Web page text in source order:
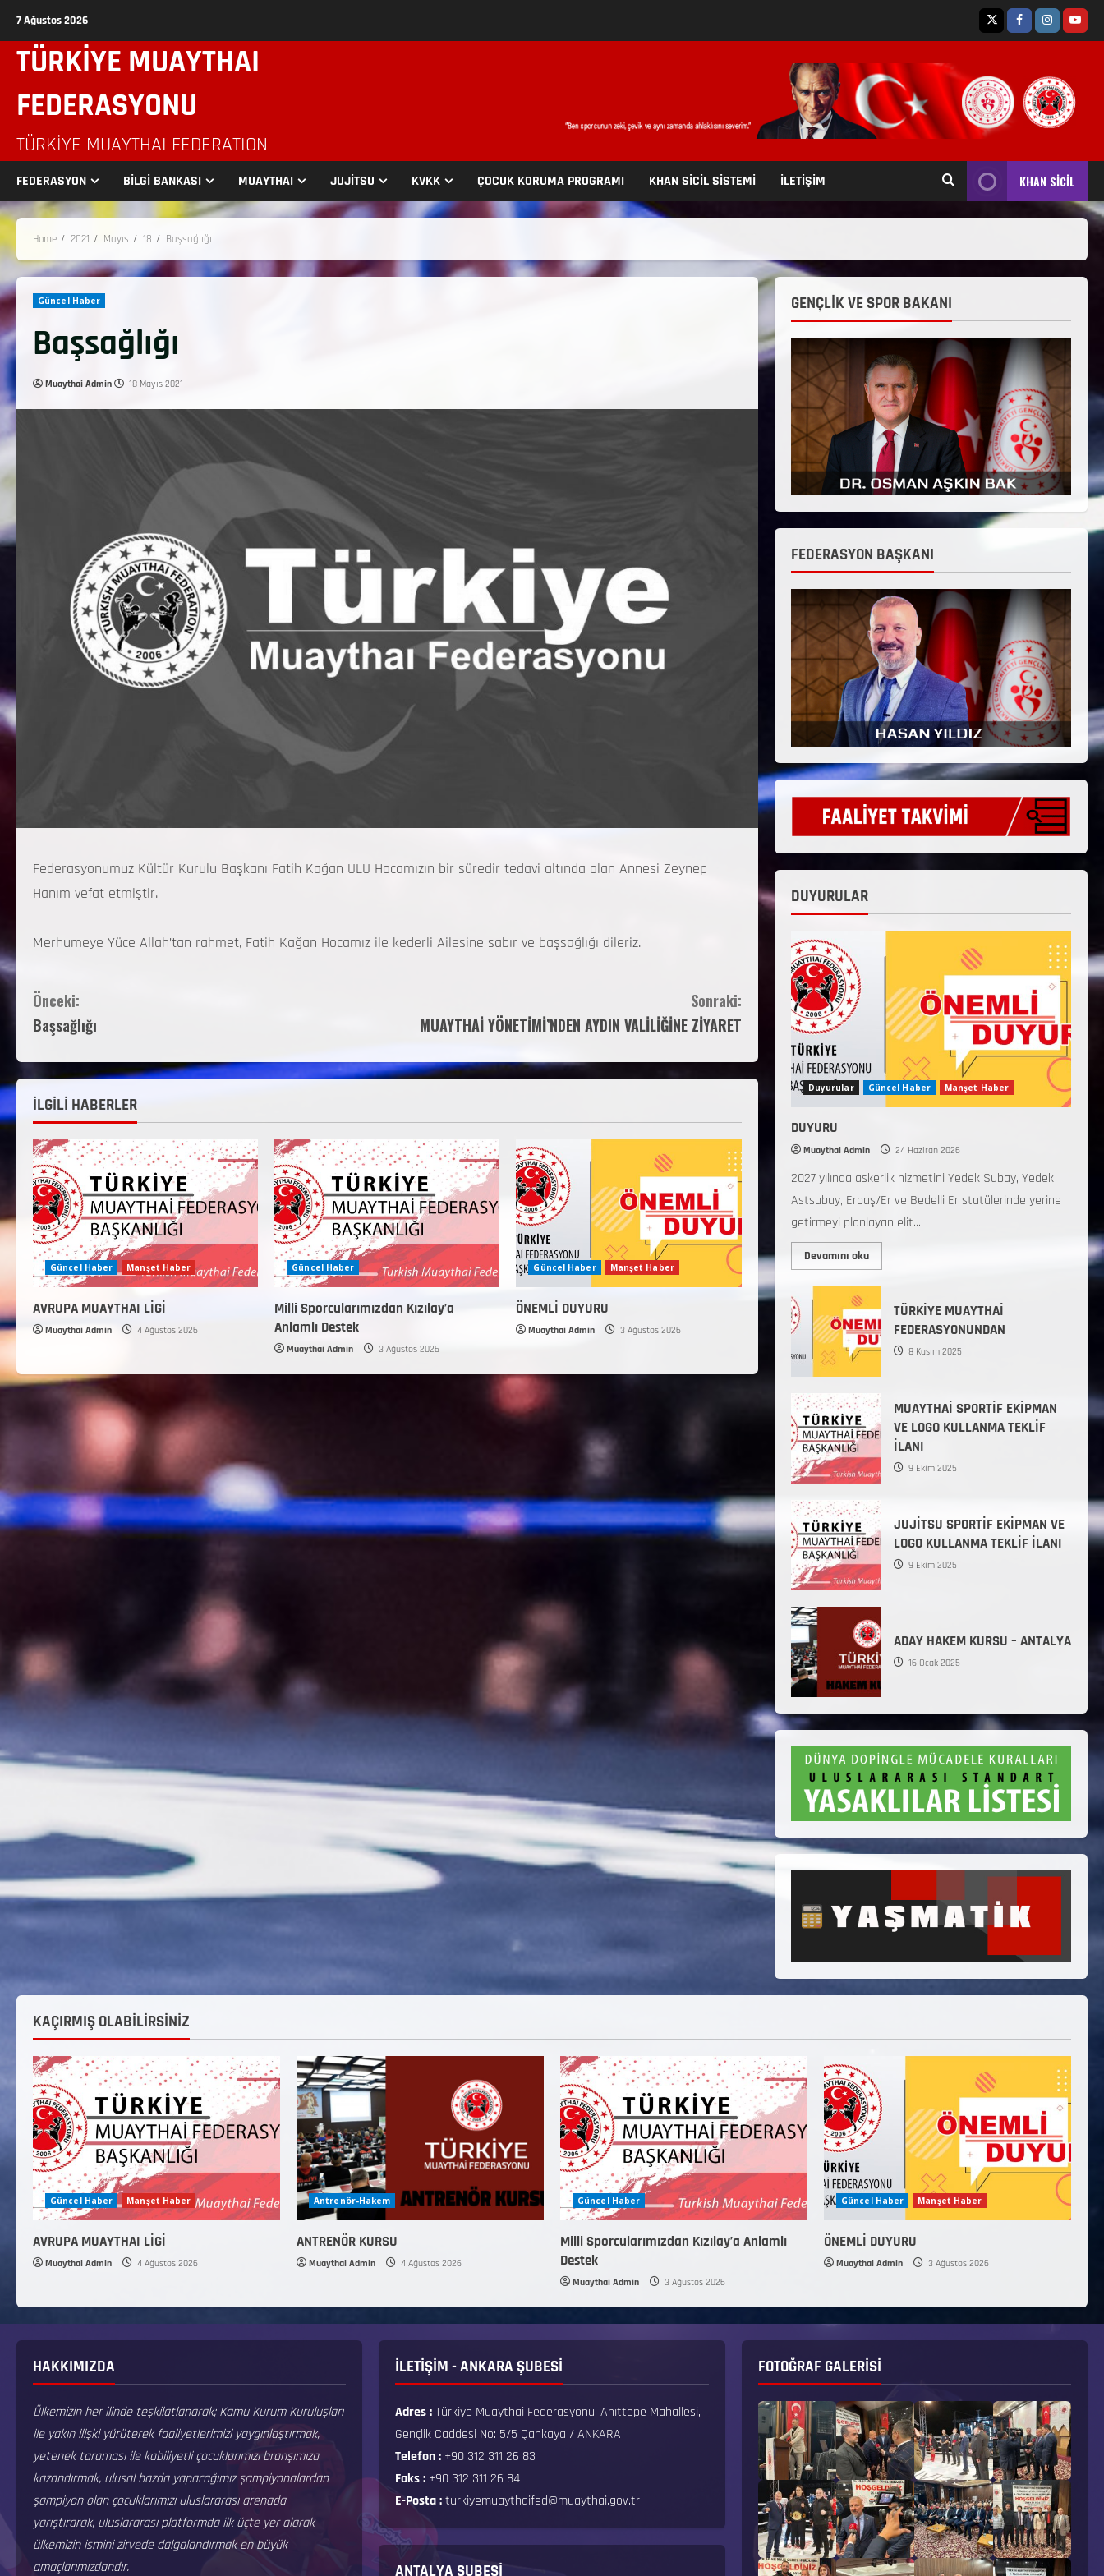
7 Ağustos 2026
TÜRKİYE MUAYTHAI
FEDERASYONU
TÜRKIYE MUAYTHAI FEDERATION
FEDERASYON BİLGİ BANKASI MUAYTHAI JUJİTSU KVKK ÇOCUK KORUMA PROGRAMI KHAN SİCİL SİSTEMİ İLETİŞİM KHAN SİCİL
Home 2021 Mayıs 18 Başsağlığı
Güncel Haber
Başsağlığı
Muaythai Admin 18 Mayıs 2021
Federasyonumuz Kültür Kurulu Başkanı Fatih Kağan ULU Hocamızın bir süredir tedavi altında olan Annesi Zeynep
Hanım vefat etmiştir.
Merhumeye Yüce Allah’tan rahmet, Fatih Kağan Hocamız ile kederli Ailesine sabır ve başsağlığı dileriz.
Önceki:
Başsağlığı
Sonraki:
MUAYTHAİ YÖNETİMİ’NDEN AYDIN VALİLİĞİNE ZİYARET
İLGİLİ HABERLER
Güncel Haber Manşet Haber
AVRUPA MUAYTHAI LİGİ
Muaythai Admin 4 Ağustos 2026
Güncel Haber
Milli Sporcularımızdan Kızılay’a
Anlamlı Destek
Muaythai Admin 3 Ağustos 2026
Güncel Haber Manşet Haber
ÖNEMLİ DUYURU
Muaythai Admin 3 Ağustos 2026
GENÇLİK VE SPOR BAKANI
FEDERASYON BAŞKANI
DUYURULAR
Duyurular Güncel Haber Manşet Haber
DUYURU
Muaythai Admin 24 Haziran 2026
2027 yılında askerlik hizmetini Yedek Subay, Yedek
Astsubay, Erbaş/Er ve Bedelli Er statülerinde yerine
getirmeyi planlayan elit...
Devamını oku
TÜRKİYE MUAYTHAİ
FEDERASYONUNDAN
8 Kasım 2025
MUAYTHAİ SPORTİF EKİPMAN
VE LOGO KULLANMA TEKLİF
İLANI
9 Ekim 2025
JUJİTSU SPORTİF EKİPMAN VE
LOGO KULLANMA TEKLİF İLANI
9 Ekim 2025
ADAY HAKEM KURSU – ANTALYA
16 Ocak 2025
KAÇIRMIŞ OLABİLİRSİNİZ
Güncel Haber Manşet Haber
AVRUPA MUAYTHAI LİGİ
Muaythai Admin 4 Ağustos 2026
Antrenör-Hakem
ANTRENÖR KURSU
Muaythai Admin 4 Ağustos 2026
Güncel Haber
Milli Sporcularımızdan Kızılay’a Anlamlı
Destek
Muaythai Admin 3 Ağustos 2026
Güncel Haber Manşet Haber
ÖNEMLİ DUYURU
Muaythai Admin 3 Ağustos 2026
HAKKIMIZDA
Ülkemizin her ilinde teşkilatlanarak; Kamu Kurum Kuruluşları
ile yakın ilişki yürüterek faaliyetlerimizi yaygınlaştırmak,
yetenek taraması ile kabiliyetli çocuklarımızı branşımıza
kazandırmak, ulusal bazda yapacağımız şampiyonalardan
şampiyon olan çocuklarımızı uluslararası arenada
yarıştırarak, uluslararası platformda ilk üçte yer alarak
ülkemizin ismini zirvede dalgalandırmak en büyük
amaçlarımızdandır.
İLETİŞİM - ANKARA ŞUBESİ
Adres :Türkiye Muaythai Federasyonu, Anıttepe Mahallesi,
Gençlik Caddesi No: 5/5 Çankaya / ANKARA
Telefon : +90 312 311 26 83
Faks : +90 312 311 26 84
E-Posta :turkiyemuaythaifed@muaythai.gov.tr
ANTALYA ŞUBESİ
FOTOĞRAF GALERISI